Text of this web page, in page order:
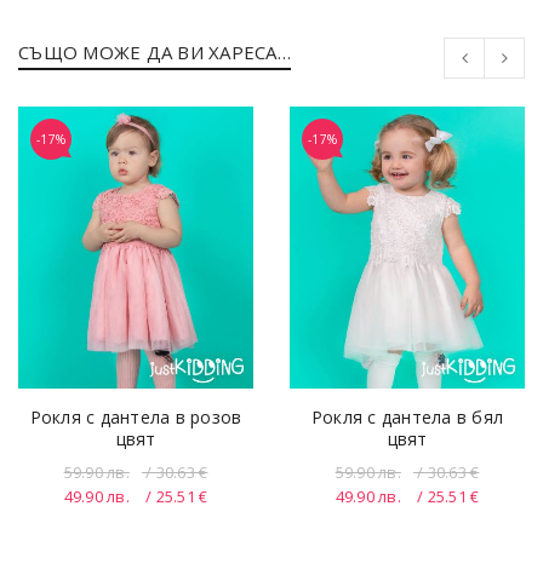
СЪЩО МОЖЕ ДА ВИ ХАРЕСА…
-17%
Рокля с дантела в розов
цвят
59.90лв. / 30.63 €
49.90лв. / 25.51 €
-17%
Рокля с дантела в бял
цвят
59.90лв. / 30.63 €
49.90лв. / 25.51 €